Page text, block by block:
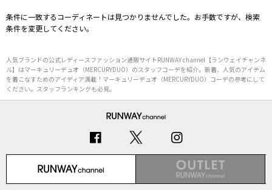
条件に一致するコーディネートは見つかりませんでした。お手数ですが、検索
条件を変更してください。
人気ブランドの公式レディースファッション通販サイトRUNWAY channel【ランウェイチャンネ
ル】はマーキュリーデュオ（MERCURYDUO）のスタッフコーデを紹介。新着、人気のアイテム
を着こなすためのアイディア満載！マーキュリーデュオ（MERCURYDUO）コーデの参考にして
ください。スタッフランキングも必見。